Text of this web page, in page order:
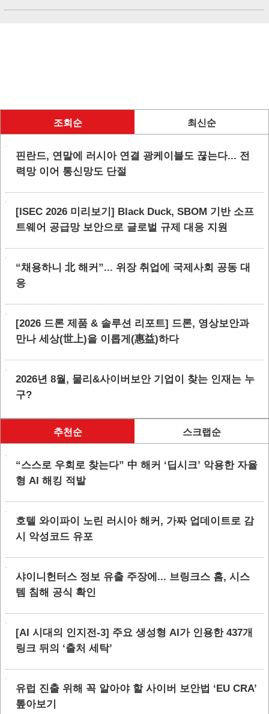
조회순 최신순
핀란드, 연말에 러시아 연결 광케이블도 끊는다... 전
력망 이어 통신망도 단절
[ISEC 2026 미리보기] Black Duck, SBOM 기반 소프
트웨어 공급망 보안으로 글로벌 규제 대응 지원
“채용하니 北 해커”... 위장 취업에 국제사회 공동 대
응
[2026 드론 제품 & 솔루션 리포트] 드론, 영상보안과
만나 세상(世上)을 이롭게(惠益)하다
2026년 8월, 물리&사이버보안 기업이 찾는 인재는 누
구?
추천순 스크랩순
“스스로 우회로 찾는다” 中 해커 ‘딥시크’ 악용한 자율
형 AI 해킹 적발
호텔 와이파이 노린 러시아 해커, 가짜 업데이트로 감
시 악성코드 유포
샤이니헌터스 정보 유출 주장에... 브링크스 홈, 시스
템 침해 공식 확인
[AI 시대의 인지전-3] 주요 생성형 AI가 인용한 437개
링크 뒤의 ‘출처 세탁’
유럽 진출 위해 꼭 알아야 할 사이버 보안법 ‘EU CRA’
톺아보기